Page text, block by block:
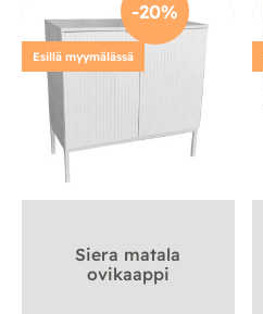
-20%
Esillä myymälässä
Siera matala
ovikaappi